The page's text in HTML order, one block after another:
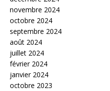
novembre 2024
octobre 2024
septembre 2024
août 2024
juillet 2024
février 2024
janvier 2024
octobre 2023